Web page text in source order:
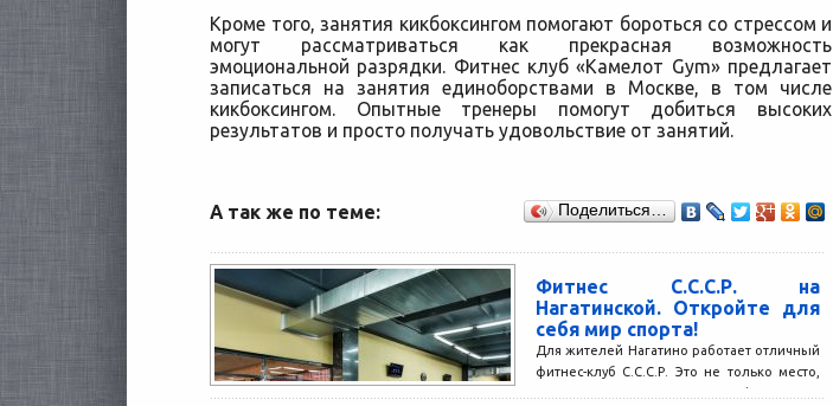
Кроме того, занятия кикбоксингом помогают бороться со стрессом и
могут рассматриваться как прекрасная возможность
эмоциональной разрядки. Фитнес клуб «Камелот Gym» предлагает
записаться на занятия единоборствами в Москве, в том числе
кикбоксингом. Опытные тренеры помогут добиться высоких
результатов и просто получать удовольствие от занятий.
А так же по теме: Поделиться…
Фитнес С.С.С.Р. на
Нагатинской. Откройте для
себя мир спорта!
Для жителей Нагатино работает отличный
фитнес-клуб С.С.С.Р. Это не только место,
где можно скорректировать фигуру или